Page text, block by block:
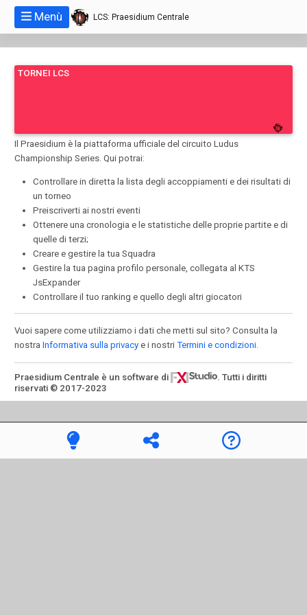
Menù LCS: Praesidium Centrale
TORNEI LCS
Il Praesidium è la piattaforma ufficiale del circuito Ludus
Championship Series. Qui potrai:
Controllare in diretta la lista degli accoppiamenti e dei risultati di
un torneo
Preiscriverti ai nostri eventi
Ottenere una cronologia e le statistiche delle proprie partite e di
quelle di terzi;
Creare e gestire la tua Squadra
Gestire la tua pagina profilo personale, collegata al KTS
JsExpander
Controllare il tuo ranking e quello degli altri giocatori
Vuoi sapere come utilizziamo i dati che metti sul sito? Consulta la
nostra Informativa sulla privacy e i nostri Termini e condizioni
Praesidium Centrale è un software di
. Tutti i diritti
riservati © 2017-2023